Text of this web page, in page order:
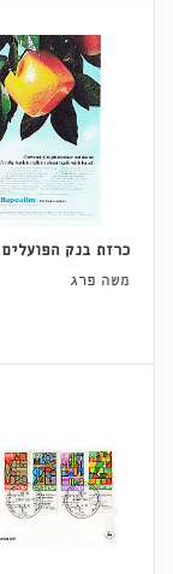
כרזת בנק הפועלים
משה פרג